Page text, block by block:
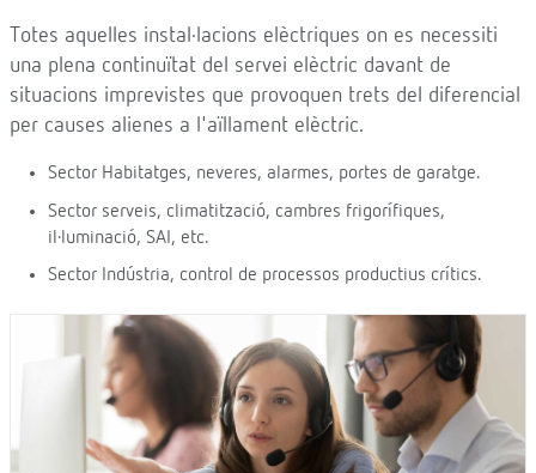
Totes aquelles instal·lacions elèctriques on es necessiti
una plena continuïtat del servei elèctric davant de
situacions imprevistes que provoquen trets del diferencial
per causes alienes a l'aïllament elèctric.
Sector Habitatges, neveres, alarmes, portes de garatge.
Sector serveis, climatització, cambres frigorífiques,
il·luminació, SAI, etc.
Sector Indústria, control de processos productius crítics.